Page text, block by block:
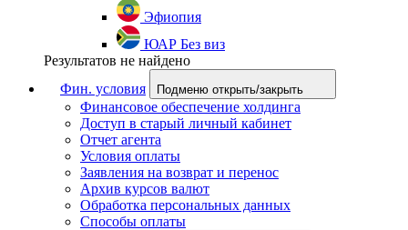
Эфиопия
ЮАР Без виз
Результатов не найдено
Фин. условия
Подменю открыть/закрыть
Финансовое обеспечение холдинга
Доступ в старый личный кабинет
Отчет агента
Условия оплаты
Заявления на возврат и перенос
Архив курсов валют
Обработка персональных данных
Способы оплаты